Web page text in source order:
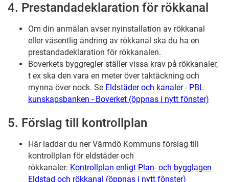
4. Prestandadeklaration för rökkanal
Om din anmälan avser nyinstallation av rökkanal
eller väsentlig ändring av rökkanal ska du ha en
prestandadeklaration för rökkanalen.
Boverkets byggregler ställer vissa krav på rökkanaler,
t ex ska den vara en meter över taktäckning och
mynna över nock. Se Eldstäder och kanaler - PBL
kunskapsbanken - Boverket (öppnas i nytt fönster)
5. Förslag till kontrollplan
Här laddar du ner Värmdö Kommuns förslag till
kontrollplan för eldstäder och
rökkanaler: Kontrollplan enligt Plan- och bygglagen
Eldstad och rökkanal (öppnas i nytt fönster)